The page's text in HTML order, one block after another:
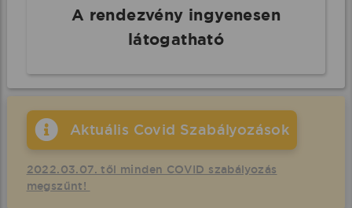
A rendezvény ingyenesen
látogatható
Aktuális Covid Szabályozások
2022.03.07. től minden COVID szabályozás
megszűnt!